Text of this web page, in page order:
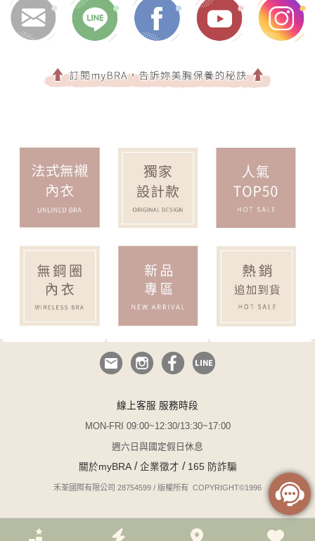
線上客服 服務時段
MON-FRI 09:00~12:30/13:30~17:00
週六日與國定假日休息
關於myBRA/ 企業徵才 / 165 防詐騙
禾荃國際有限公司 28754599 / 版權所有 COPYRIGHT©1996